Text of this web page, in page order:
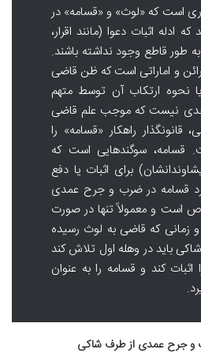
است که «لوث» و «قسامه» در
ادله اثبات دعوا (مانند اقرار،
طور قاطع وجود نداشته باشند.
و اماراتی است که ظن قاضی
نحوه ارتکاب آن توسط متهم
حدی نیست که موجب علم قاضی
راهکار «قسامه» را
قسامه، سوگندهایی است که
برای اثبات یا دفع
قسامه در ضرب و جرح عمدی
است و معمولاً تنها در صورت
و زمانی که قاضی به لوث رسیده
باید در وهله اول تلاش کند
اثبات کند و قسامه را به عنوان
و جرح عمدی از طرف شاکی